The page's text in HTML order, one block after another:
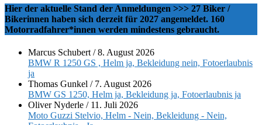
Hier der aktuelle Stand der Anmeldungen >>> 27 Biker /
Bikerinnen haben sich derzeit für 2027 angemeldet. 160
Motorradfahrer*innen werden mindestens gebraucht.
Marcus Schubert /8. August 2026
BMW R 1250 GS , Helm ja, Bekleidung nein, Fotoerlaubnis
ja
Thomas Gunkel / 7. August 2026
BMW GS 1250, Helm ja, Bekleidung ja, Fotoerlaubnis ja
Oliver Nyderle / 11. Juli 2026
Moto Guzzi Stelvio, Helm - Nein, Bekleidung - Nein,